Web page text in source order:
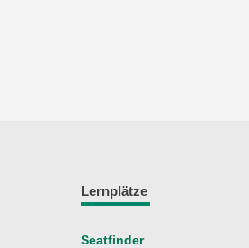
Lernplätze
Seatfinder